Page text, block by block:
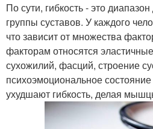
По сути, гибкость - это
группы суставов. У каждого
что зависит от множества
факторам относятся
сухожилий, фасций, строение
психоэмоциональное
ухудшают гибкость, делая